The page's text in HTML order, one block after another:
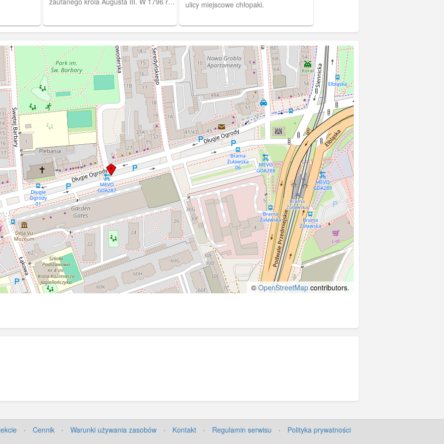
lokalnego gubernatora, a następnie
funkcję pełnił do roku 1905 kiedy został
rozebrany ze względu na zły stan
techniczny oraz wybudowania
Komendantury generalnej u zbiegu ulic
Silberhütte (Hucisko) i Elisabethwall
(dziś Wały Jagiellońskie).
ulicy miejscowe chłopaki.
©OpenStreetMap contributors.
· Cennik · Warunki używania zasobów · Kontakt · Regulamin serwisu · Polityka prywatności